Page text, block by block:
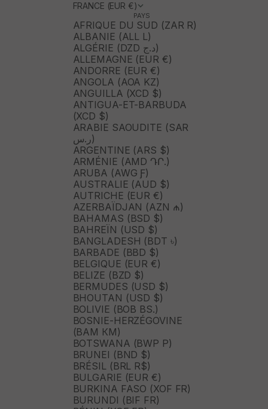
FRANCE (EUR €)
PAYS
AFRIQUE DU SUD (ZAR R)
ALBANIE (ALL L)
ALGÉRIE (DZD د.ج)
ALLEMAGNE (EUR €)
ANDORRE (EUR €)
ANGOLA (AOA KZ)
ANGUILLA (XCD $)
ANTIGUA-ET-BARBUDA
(XCD $)
ARABIE SAOUDITE (SAR
ر.س)
ARGENTINE (ARS $)
ARMÉNIE (AMD ԴՐ.)
ARUBA (AWG Ƒ)
AUSTRALIE (AUD $)
AUTRICHE (EUR €)
AZERBAÏDJAN (AZN ₼)
BAHAMAS (BSD $)
BAHREÏN (USD $)
BANGLADESH (BDT ৳)
BARBADE (BBD $)
BELGIQUE (EUR €)
BELIZE (BZD $)
BERMUDES (USD $)
BHOUTAN (USD $)
BOLIVIE (BOB BS.)
BOSNIE-HERZÉGOVINE
(BAM КМ)
BOTSWANA (BWP P)
BRUNEI (BND $)
BRÉSIL (BRL R$)
BULGARIE (EUR €)
BURKINA FASO (XOF FR)
BURUNDI (BIF FR)